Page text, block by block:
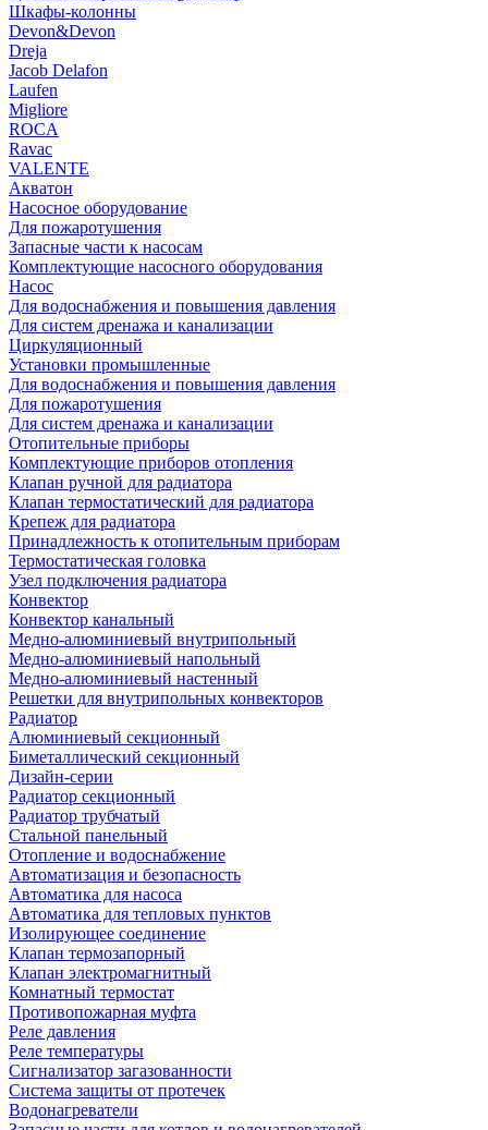
Шкафы-колонны
Devon&Devon
Dreja
Jacob Delafon
Laufen
Migliore
ROCA
Rаvac
VALENTE
Акватон
Насосное оборудование
Для пожаротушения
Запасные части к насосам
Комплектующие насосного оборудования
Насос
Для водоснабжения и повышения давления
Для систем дренажа и канализации
Циркуляционный
Установки промышленные
Для водоснабжения и повышения давления
Для пожаротушения
Для систем дренажа и канализации
Отопительные приборы
Комплектующие приборов отопления
Клапан ручной для радиатора
Клапан термостатический для радиатора
Крепеж для радиатора
Принадлежность к отопительным приборам
Термостатическая головка
Узел подключения радиатора
Конвектор
Конвектор канальный
Медно-алюминиевый внутрипольный
Медно-алюминиевый напольный
Медно-алюминиевый настенный
Решетки для внутрипольных конвекторов
Радиатор
Алюминиевый секционный
Биметаллический секционный
Дизайн-серии
Радиатор секционный
Радиатор трубчатый
Стальной панельный
Отопление и водоснабжение
Автоматизация и безопасность
Автоматика для насоса
Автоматика для тепловых пунктов
Изолирующее соединение
Клапан термозапорный
Клапан электромагнитный
Комнатный термостат
Противопожарная муфта
Реле давления
Реле температуры
Сигнализатор загазованности
Система защиты от протечек
Водонагреватели